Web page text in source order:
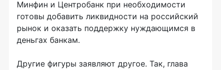
Минфин и Центробанк при необходимости
готовы добавить ликвидности на российский
рынок и оказать поддержку нуждающимся в
деньгах банкам.
Другие фигуры заявляют другое. Так, глава